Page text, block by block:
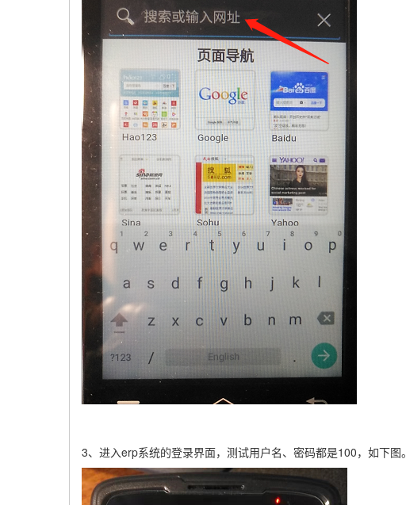
3、进入erp系统的登录界面，测试用户名、密码都是100，如下图。